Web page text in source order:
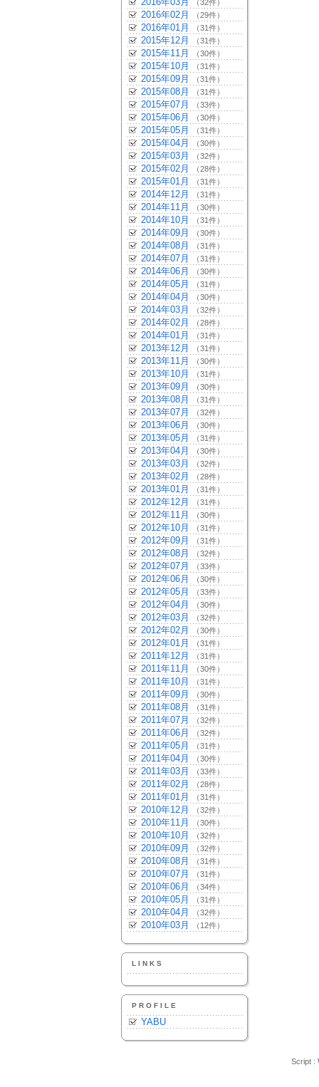
（32件）
2016年02月 （29件）
2016年01月 （31件）
2015年12月 （31件）
2015年11月 （30件）
2015年10月 （31件）
2015年09月 （31件）
2015年08月 （31件）
2015年07月 （33件）
2015年06月 （30件）
2015年05月 （31件）
2015年04月 （30件）
2015年03月 （32件）
2015年02月 （28件）
2015年01月 （31件）
2014年12月 （31件）
2014年11月 （30件）
2014年10月 （31件）
2014年09月 （30件）
2014年08月 （31件）
2014年07月 （31件）
2014年06月 （30件）
2014年05月 （31件）
2014年04月 （30件）
2014年03月 （32件）
2014年02月 （28件）
2014年01月 （31件）
2013年12月 （31件）
2013年11月 （30件）
2013年10月 （31件）
2013年09月 （30件）
2013年08月 （31件）
2013年07月 （32件）
2013年06月 （30件）
2013年05月 （31件）
2013年04月 （30件）
2013年03月 （32件）
2013年02月 （28件）
2013年01月 （31件）
2012年12月 （31件）
2012年11月 （30件）
2012年10月 （31件）
2012年09月 （31件）
2012年08月 （32件）
2012年07月 （33件）
2012年06月 （30件）
2012年05月 （33件）
2012年04月 （30件）
2012年03月 （32件）
2012年02月 （30件）
2012年01月 （31件）
2011年12月 （31件）
2011年11月 （30件）
2011年10月 （31件）
2011年09月 （30件）
2011年08月 （31件）
2011年07月 （32件）
2011年06月 （32件）
2011年05月 （31件）
2011年04月 （30件）
2011年03月 （33件）
2011年02月 （28件）
2011年01月 （31件）
2010年12月 （32件）
2010年11月 （30件）
2010年10月 （32件）
2010年09月 （32件）
2010年08月 （31件）
2010年07月 （31件）
2010年06月 （34件）
2010年05月 （31件）
2010年04月 （32件）
2010年03月 （12件）
LINKS
PROFILE
YABU
Script :